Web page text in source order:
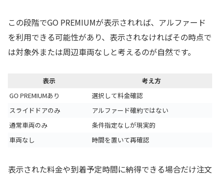
この段階でGO PREMIUMが表示されれば、アルファード
を利用できる可能性があり、表示されなければその時点で
は対象外または周辺車両なしと考えるのが自然です。
表示
考え方
GO PREMIUMあり
選択して料金確認
スライドドアのみ
アルファード確約ではない
通常車両のみ
条件指定なしが現実的
車両なし
時間を置いて再確認
表示された料金や到着予定時間に納得できる場合だけ注文